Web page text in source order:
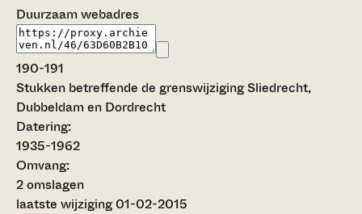
Duurzaam webadres
190-191
Stukken betreffende de grenswijziging Sliedrecht,
Dubbeldam en Dordrecht
Datering:
1935-1962
Omvang:
2 omslagen
laatste wijziging 01-02-2015